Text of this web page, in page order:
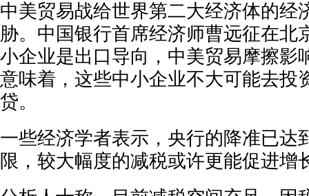
中美贸易战给世界第二大经济体的经
胁。中国银行首席经济师曹远征在北
小企业是出口导向，中美贸易摩擦影
意味着，这些中小企业不大可能去投
贷。
一些经济学者表示，央行的降准已达
限，较大幅度的减税或许更能促进增